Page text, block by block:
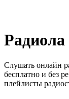
Радиола
Слушать онлайн
бесплатно и без
плейлисты